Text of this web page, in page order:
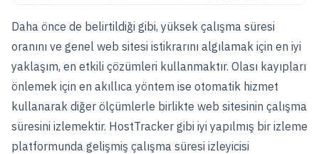
Daha önce de belirtildiği gibi, yüksek çalışma süresi
oranını ve genel web sitesi istikrarını algılamak için en iyi
yaklaşım, en etkili çözümleri kullanmaktır. Olası kayıpları
önlemek için en akıllıca yöntem ise otomatik hizmet
kullanarak diğer ölçümlerle birlikte web sitesinin çalışma
süresini izlemektir. HostTracker gibi iyi yapılmış bir izleme
platformunda gelişmiş çalışma süresi izleyicisi